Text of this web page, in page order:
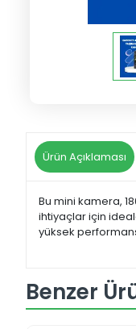
Ürün Açıklaması
Bu mini kamera,
ihtiyaçlar için
yüksek
Benzer